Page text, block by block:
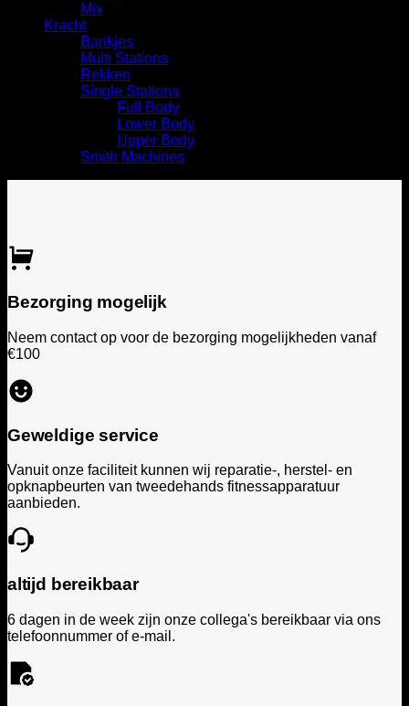
Mix
Kracht
Bankjes
Multi Stations
Rekken
Single Stations
Full Body
Lower Body
Upper Body
Smith Machines
Bezorging mogelijk
Neem contact op voor de bezorging mogelijkheden vanaf
€100
Geweldige service
Vanuit onze faciliteit kunnen wij reparatie-, herstel- en
opknapbeurten van tweedehands fitnessapparatuur
aanbieden.
altijd bereikbaar
6 dagen in de week zijn onze collega's bereikbaar via ons
telefoonnummer of e-mail.